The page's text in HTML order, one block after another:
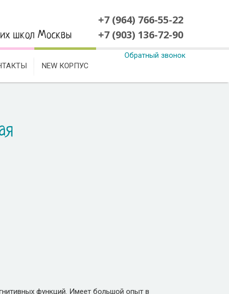
школ Москвы
+7 (964) 766-55-22
+7 (903) 136-72-90
NEW КОРПУС
Обратный звонок
функций. Имеет большой опыт в